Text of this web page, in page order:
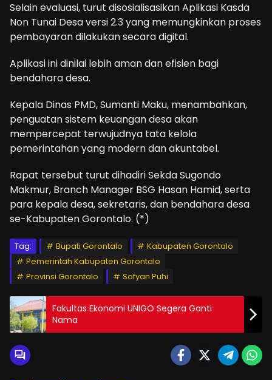
Selain evaluasi, turut disosialisasikan Aplikasi Kasda
Non Tunai Desa versi 2.3 yang memungkinkan proses
pembayaran dilakukan secara digital.
Aplikasi ini dinilai lebih aman dan efisien bagi
bendahara desa.
Kepala Dinas PMD, Sumanti Maku, menambahkan,
penguatan sistem keuangan desa akan
mempercepat terwujudnya tata kelola
pemerintahan yang modern dan akuntabel.
Rapat tersebut turut dihadiri Sekda Sugondo
Makmur, Branch Manager BSG Hasan Hamid, serta
para kepala desa, sekretaris, dan bendahara desa
se-Kabupaten Gorontalo. (*)
Tag: Bupati Gorontalo
Kabupaten Gorontalo
Pemerintah Kabupaten Gorontalo
Provinsi Gorontalo
Sofyan Puhi
Fakultas Ekonomi UNIGO Segera Ganti
Nama